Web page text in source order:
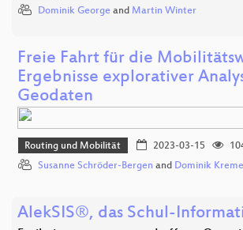
Dominik George and Martin Winter
Freie Fahrt für die
Ergebnisse explorativer
Geodaten
Routing und Mobilität 2023-03-15
Susanne Schröder-Bergen and Dominik
AlekSIS®, das Schul-